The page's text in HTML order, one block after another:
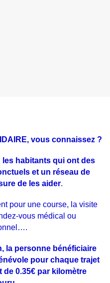
vous connaissez ?
les habitants qui ont des
et un réseau de
de les aider.
pour une course, la visite
vous médical ou
la personne bénéficiaire
pour chaque trajet
de 0.35€ par kilomètre